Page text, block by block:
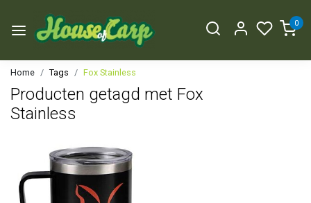
0
Home Tags Fox Stainless
Producten getagd met Fox
Stainless